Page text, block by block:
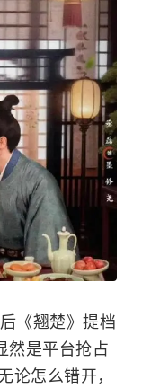
《翘楚》提档
然是平台抢占
论怎么错开，